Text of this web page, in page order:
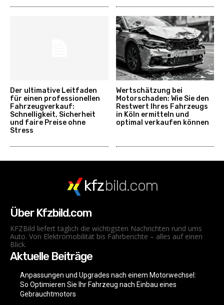
Der ultimative Leitfaden
für einen professionellen
Fahrzeugverkauf:
Schnelligkeit, Sicherheit
und faire Preise ohne
Stress
Wertschätzung bei
Motorschaden: Wie Sie den
Restwert Ihres Fahrzeugs
in Köln ermitteln und
optimal verkaufen können
kfzbild.com
Über Kfzbild.com
KFZBild liefert täglich die wichtigsten Nachrichten rund ums
Auto. Von Elektromobilität bis Fahrberichte – alles auf einen
Blick.
Aktuelle Beiträge
Anpassungen und Upgrades nach einem Motorwechsel:
So Optimieren Sie Ihr Fahrzeug nach Einbau eines
Gebrauchtmotors